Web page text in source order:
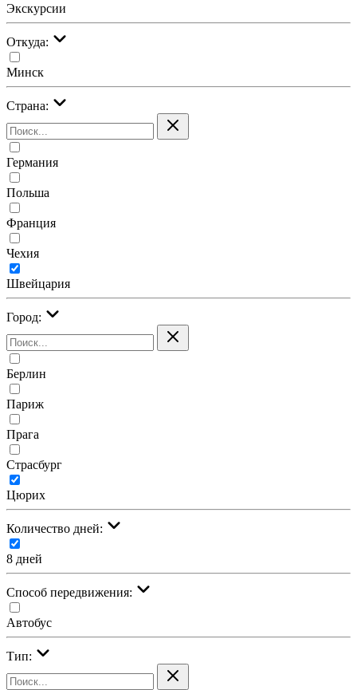
Экскурсии
Откуда:
Минск
Страна:
Германия
Польша
Франция
Чехия
Швейцария
Город:
Берлин
Париж
Прага
Страсбург
Цюрих
Количество дней:
8 дней
Cпособ передвижения:
Автобус
Тип: